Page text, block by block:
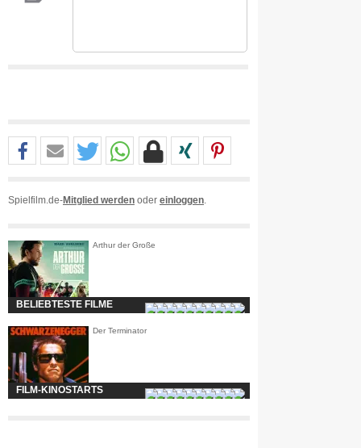
Spielfilm.de-Mitglied werden oder einloggen
Arthur der Große
BELIEBTESTE FILME
Der Terminator
FILM-KINOSTARTS